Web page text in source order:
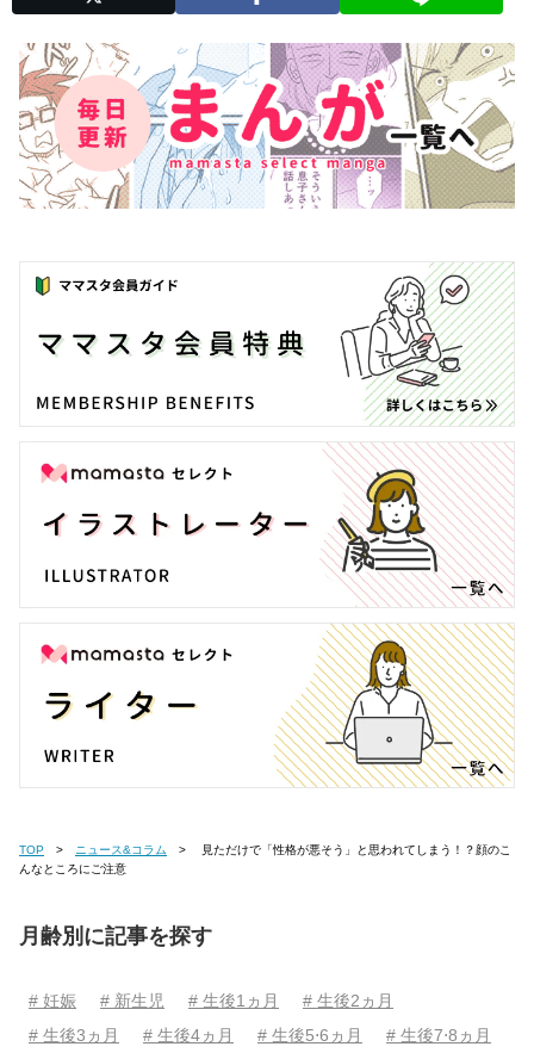
TOP ニュース&コラム
んなところにご注意
月齢別に記事を探す
# 妊娠 # 新生児 # 生後1ヵ月
# 生後2ヵ月
# 生後3ヵ月
# 生後4ヵ月 # 生後5⋅6ヵ月
# 生後7⋅8ヵ月